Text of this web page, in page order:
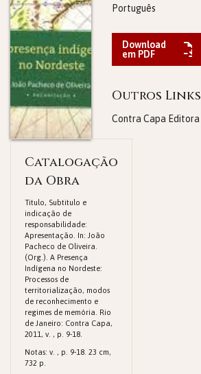
Português
Download
em PDF
Outros Links
Contra Capa Editora
Catalogação
da Obra
Titulo, Subtitulo e
indicação de
responsabilidade:
Apresentação. In: João
Pacheco de Oliveira.
(Org.). A Presença
Indígena no Nordeste:
Processos de
territorialização, modos
de reconhecimento e
regimes de memória. Rio
de Janeiro: Contra Capa,
2011, v. , p. 9-18.
Notas: v. , p. 9-18. 23 cm,
732 p.